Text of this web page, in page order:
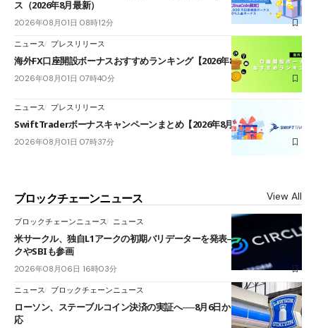
ス（2026年8月最新）
2026年08月01日 08時12分
ニュース プレスリリース
海外FX口座開設ボーナスおすすめランキング【2026年8月最新】
2026年08月01日 07時40分
ニュース プレスリリース
SwiftTraderボーナスキャンペーンまとめ【2026年8月最新】
2026年08月01日 07時37分
ブロックチェーンニュース View All
ブロックチェーンニュース ニュース
米サークル、独自L1アークの初期バリデーターを発表――ブラックロッ
クやSBIも参画
2026年08月06日 16時03分
ニュース ブロックチェーンニュース
ローソン、ステーブルコイン決済の実証へ──8月6日からJPYCやUSDC対
応